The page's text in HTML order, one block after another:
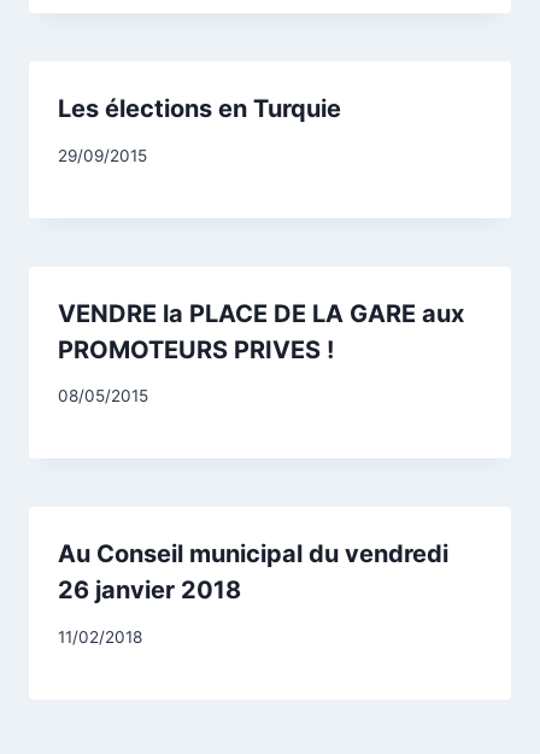
Les élections en Turquie
Par
29/09/2015
VENDRE la PLACE DE LA GARE aux
PROMOTEURS PRIVES !
Par
08/05/2015
Au Conseil municipal du vendredi
26 janvier 2018
Par
11/02/2018